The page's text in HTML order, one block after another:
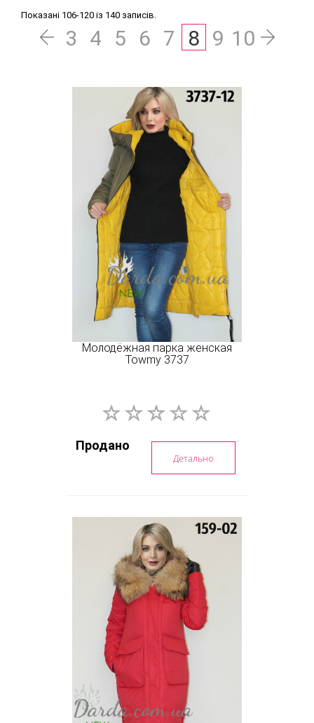
Показані 106-120 із 140 записів.
3 4 5 6 7 8 9 10
Молодёжная парка женская
Towmy 3737
Продано
Детально